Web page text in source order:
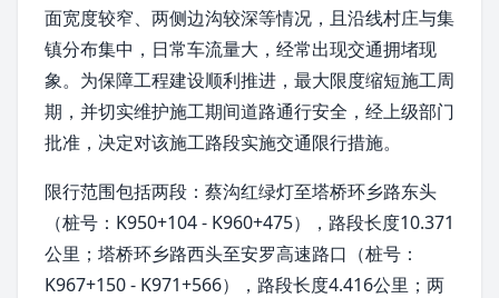
面宽度较窄、两侧边沟较深等情况，且沿线村庄与集
镇分布集中，日常车流量大，经常出现交通拥堵现
象。为保障工程建设顺利推进，最大限度缩短施工周
期，并切实维护施工期间道路通行安全，经上级部门
批准，决定对该施工路段实施交通限行措施。
限行范围包括两段：蔡沟红绿灯至塔桥环乡路东头
（桩号：K950+104 - K960+475），路段长度10.371
公里；塔桥环乡路西头至安罗高速路口（桩号：
K967+150 - K971+566），路段长度4.416公里；两